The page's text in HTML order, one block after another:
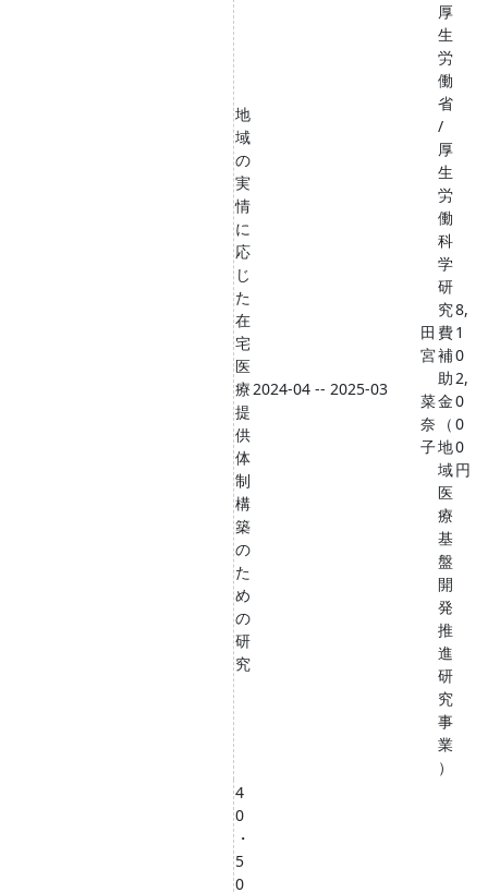
地
域
の
実
情
に
応
じ
た
在
宅
医
療
提
供
体
制
構
築
の
た
め
の
研
究
2024-04 -- 2025-03
田
宮
菜
奈
子
厚
生
労
働
省
/
厚
生
労
働
科
学
研
究
費
補
助
金
（
地
域
医
療
基
盤
開
発
推
進
研
究
事
業
）
8,
1
0
2,
0
0
0
円
4
0
・
5
0